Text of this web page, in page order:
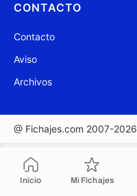
Inicio Mi Fichajes
CONTACTO
Contacto
Aviso
Archivos
@ Fichajes.com 2007-2026
Copiado al portapapeles